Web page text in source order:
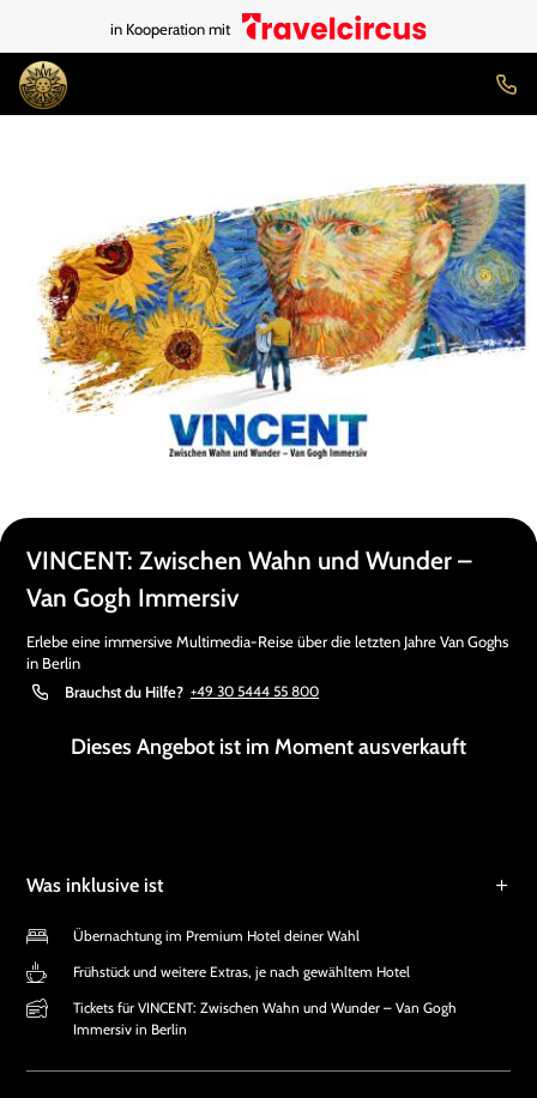
in Kooperation mit
VINCENT: Zwischen Wahn und Wunder –
Van Gogh Immersiv
Erlebe eine immersive Multimedia-Reise über die letzten Jahre Van Goghs
in Berlin
Brauchst du Hilfe? +49 30 5444 55 800
Dieses Angebot ist im Moment ausverkauft
Was inklusive ist
Übernachtung im Premium Hotel deiner Wahl
Frühstück und weitere Extras, je nach gewähltem Hotel
Tickets für VINCENT: Zwischen Wahn und Wunder – Van Gogh
Immersiv in Berlin